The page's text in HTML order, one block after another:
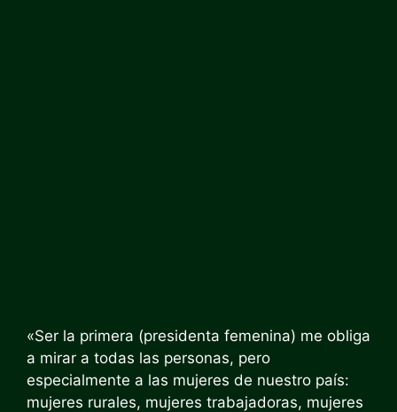
«Ser la primera (presidenta femenina) me obliga
a mirar a todas las personas, pero
especialmente a las mujeres de nuestro país:
mujeres rurales, mujeres trabajadoras, mujeres